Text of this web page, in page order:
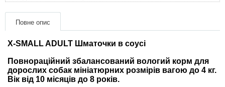
Повне опис
X-SMALL ADULT Шматочки в соусі
Повнораційний збалансований вологий корм для
дорослих собак мініатюрних розмірів вагою до 4 кг.
Вік від 10 місяців до 8 років.
Товари для гризунів
Товари для коней
Товари для людей